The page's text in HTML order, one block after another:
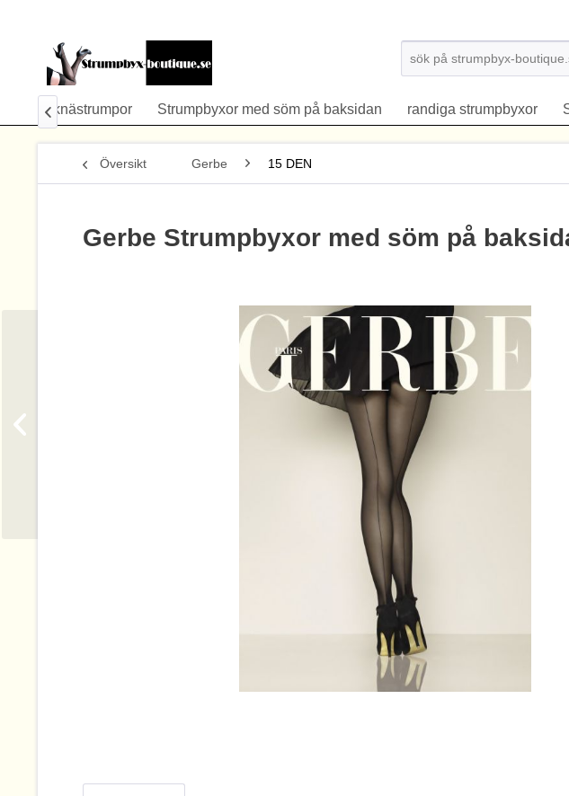
knästrumpor Strumpbyxor med söm på baksidan randiga strumpbyxor

Översikt Gerbe 15 DEN
Gerbe Strumpbyxor med söm på